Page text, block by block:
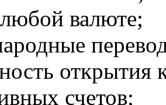
валюте;
открытия
счетов;